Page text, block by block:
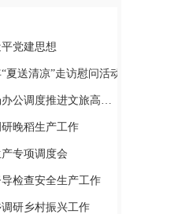
党建思想
夏送清凉”走访慰问活动
度推进文旅高质量发展
晚稻生产工作
专项调度会
检查安全生产工作
研乡村振兴工作